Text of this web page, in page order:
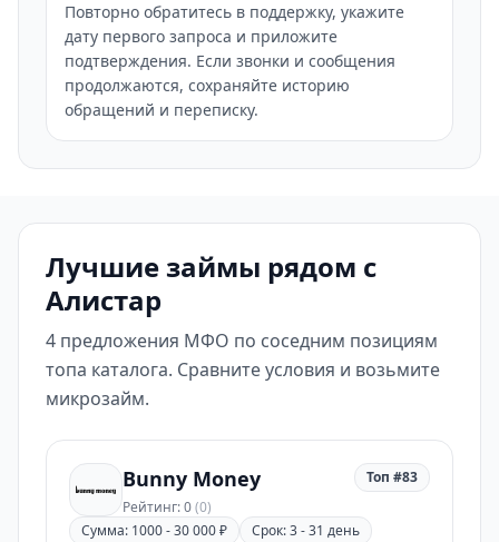
Повторно обратитесь в поддержку, укажите
дату первого запроса и приложите
подтверждения. Если звонки и сообщения
продолжаются, сохраняйте историю
обращений и переписку.
Лучшие займы рядом с
Алистар
4 предложения МФО по соседним позициям
топа каталога. Сравните условия и возьмите
микрозайм.
Bunny Money
Рейтинг: 0(0)
Топ #83
Сумма: 1000 - 30 000 ₽ Срок: 3 - 31 день